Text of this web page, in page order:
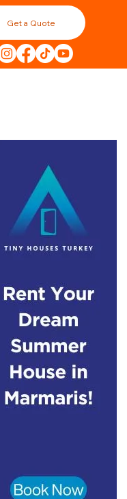
Get a Quote